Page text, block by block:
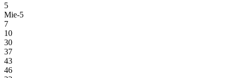
5
Mie-5
7
10
30
37
43
46